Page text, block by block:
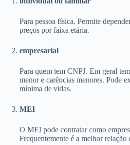
Para pessoa física. Permite
preços por faixa etária.
empresarial
Para quem tem CNPJ. Em geral
menor e carências menores. Pode
mínima de vidas.
MEI
O MEI pode contratar como
Frequentemente é a melhor relação